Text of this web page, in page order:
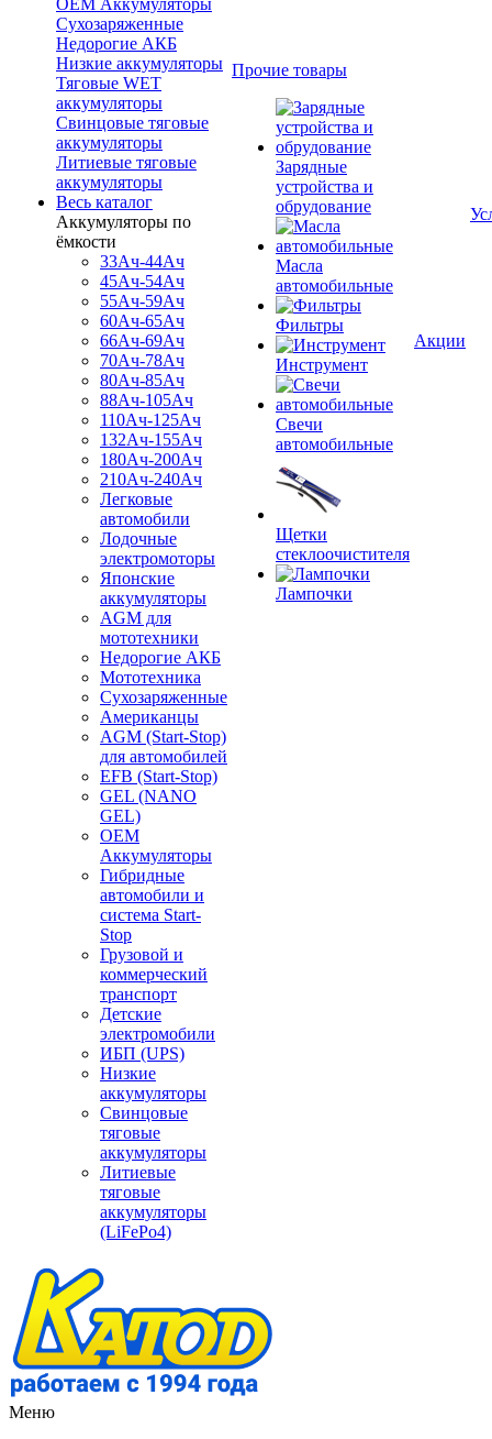
OEM Аккумуляторы
Сухозаряженные
Недорогие АКБ
Низкие аккумуляторы
Тяговые WET
аккумуляторы
Свинцовые тяговые
аккумуляторы
Литиевые тяговые
аккумуляторы
Весь каталог
Аккумуляторы по
ёмкости
33Ач-44Ач
45Ач-54Ач
55Ач-59Ач
60Ач-65Ач
66Ач-69Ач
70Ач-78Ач
80Ач-85Ач
88Ач-105Ач
110Ач-125Ач
132Ач-155Ач
180Ач-200Ач
210Ач-240Ач
Легковые
автомобили
Лодочные
электромоторы
Японские
аккумуляторы
AGM для
мототехники
Недорогие АКБ
Мототехника
Сухозаряженные
Американцы
AGM (Start-Stop)
для автомобилей
EFB (Start-Stop)
GEL (NANO
GEL)
OEM
Аккумуляторы
Гибридные
автомобили и
система Start-
Stop
Грузовой и
коммерческий
транспорт
Детские
электромобили
ИБП (UPS)
Низкие
аккумуляторы
Свинцовые
тяговые
аккумуляторы
Литиевые
тяговые
аккумуляторы
(LiFePo4)
Прочие товары
Зарядные
устройства и
обрудование
Масла
автомобильные
Фильтры
Инструмент
Свечи
автомобильные
Щетки
стеклоочистителя
Лампочки
Акции
Меню